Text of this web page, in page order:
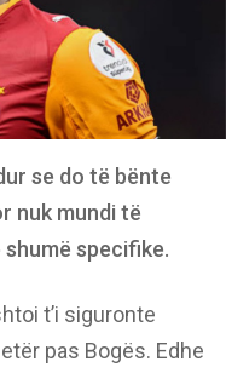
se do të bënte
nuk mundi të
shumë specifike.
t’i siguronte
pas Bogës. Edhe